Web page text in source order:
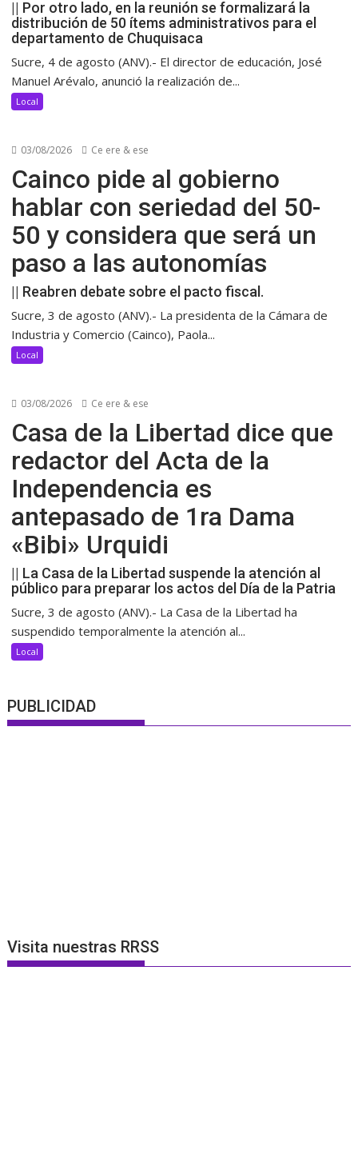
|| Por otro lado, en la reunión se formalizará la
distribución de 50 ítems administrativos para el
departamento de Chuquisaca
Sucre, 4 de agosto (ANV).- El director de educación, José
Manuel Arévalo, anunció la realización de...
Local
03/08/2026 Ce ere & ese
Cainco pide al gobierno
hablar con seriedad del 50-
50 y considera que será un
paso a las autonomías
|| Reabren debate sobre el pacto fiscal.
Sucre, 3 de agosto (ANV).- La presidenta de la Cámara de
Industria y Comercio (Cainco), Paola...
Local
03/08/2026 Ce ere & ese
Casa de la Libertad dice que
redactor del Acta de la
Independencia es
antepasado de 1ra Dama
«Bibi» Urquidi
|| La Casa de la Libertad suspende la atención al
público para preparar los actos del Día de la Patria
Sucre, 3 de agosto (ANV).- La Casa de la Libertad ha
suspendido temporalmente la atención al...
Local
PUBLICIDAD
Visita nuestras RRSS